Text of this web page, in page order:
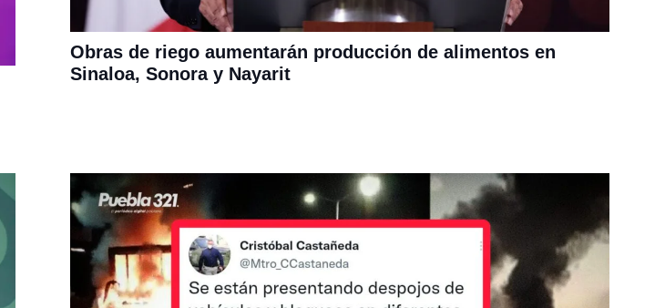
Obras de riego aumentarán producción de alimentos en
Sinaloa, Sonora y Nayarit